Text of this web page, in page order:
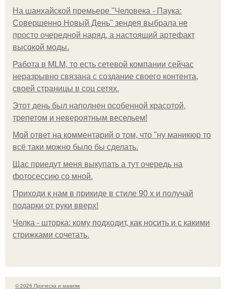
На шанхайской премьере "Человека - Паука:
Совершенно Новый День" зендея выбрала не
просто очередной наряд, а настоящий артефакт
высокой моды.
Работа в MLM, то есть сетевой компании сейчас
неразрывно связана с создание своего контента,
своей страницы в соц сетях.
Этот день был наполнен особенной красотой,
трепетом и невероятным весельем!
Мой ответ на комментарий о том, что "ну маникюр то
всё таки можно было бы сделать.
Щас приедут меня выкупать а тут очередь на
фотосессию со мной.
Приходи к нам в прикиде в стиле 90 х и получай
подарки от руки вверх!
Челка - шторка: кому подходит, как носить и с какими
стрижками сочетать.
© 2026 Прическа и макияж